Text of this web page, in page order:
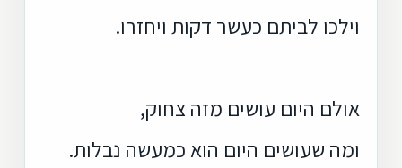
וילכו לביתם כעשר דקות ויחזרו.
אולם היום עושים מזה צחוק,
ומה שעושים היום הוא כמעשה נבלות.